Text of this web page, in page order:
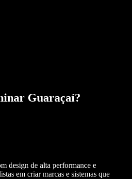
Guaraçaí?
design de alta performance e
em criar marcas e sistemas que